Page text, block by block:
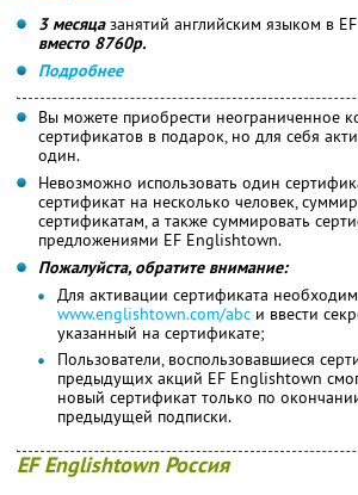
3 месяцазанятий английским языком в
вместо 8760р.
Подробнее
Вы можете приобрести неограниченное
сертификатов в подарок, но для себя
один.
Невозможно использовать один
сертификат на несколько человек,
сертификатам, а также суммировать
предложениями EF Englishtown.
Пожалуйста, обратите внимание:
Для активации сертификата
www.englishtown.com/abc и ввести
указанный на сертификате;
Пользователи, воспользовавшиеся
предыдущих акций EF Englishtown
новый сертификат только по
предыдущей подписки.
EF Englishtown Россия